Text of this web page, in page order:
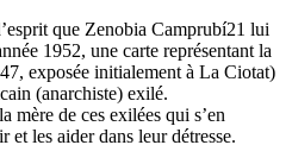
que Zenobia Camprubí21 lui
1952, une carte représentant la
exposée initialement à La Ciotat)
(anarchiste) exilé.
mère de ces exilées qui s’en
et les aider dans leur détresse.